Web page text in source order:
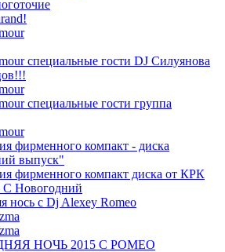
специальные гости DJ Силуянова
специальные гости группа
фирменного компакт - диска
выпуск"
фирменного компакт диска от КРК
С Новогодний
нось с Dj Alexey Romeo
НОЧЬ 2015 C РОМЕО